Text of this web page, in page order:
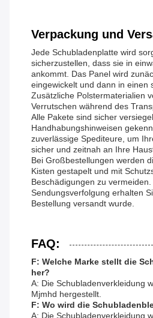
Verpackung und
Jede Schubladenplatte wird
sicherzustellen, dass sie in
ankommt. Das Panel wird
eingewickelt und dann in einen
Zusätzliche Polstermaterialien
Verrutschen während des
Alle Pakete sind sicher
Handhabungshinweisen
zuverlässige Spediteure, um
sicher und zeitnah an Ihre
Bei Großbestellungen werden
Kisten gestapelt und mit
Beschädigungen zu
Sendungsverfolgung erhalten
Bestellung versandt wurde.
FAQ:
F: Welche Marke stellt die
her?
A: Die Schubladenverkleidung
Mjmhd hergestellt.
F: Wo wird die
A: Die Schubladenverkleidung